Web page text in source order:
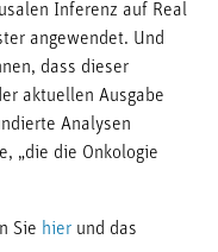
Inferenz auf Real
angewendet. Und
dass dieser
aktuellen Ausgabe
Analysen
„die die Onkologie
Sie hier und das